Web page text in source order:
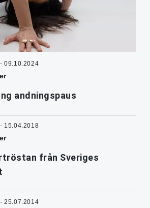
09.10.2024
andningspaus
15.04.2018
från Sveriges
25.07.2014